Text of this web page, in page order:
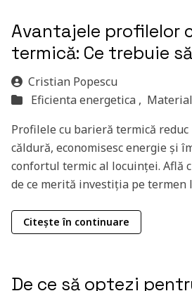
Avantajele profilelor
termică: Ce trebuie
Cristian Popescu
Eficienta energetica ,
Profilele cu barieră termică
căldură, economisesc energie și
confortul termic al locuinței. Află
de ce merită investiția pe termen
Citește în continuare
De ce să optezi